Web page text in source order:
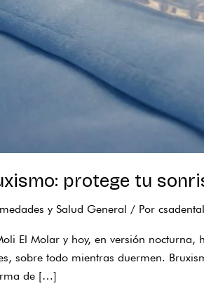
protege tu
y Salud General / Por csadental
El Molar y hoy, en versión
sobre todo mientras duermen.
de […]